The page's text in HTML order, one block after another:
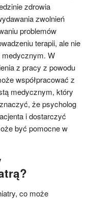
zdrowia
zwolnień
problemów
terapii, ale nie
medycznym. W
z pracy z powodu
współpracować z
medycznym, który
że psycholog
i dostarczyć
być pomocne w
co może